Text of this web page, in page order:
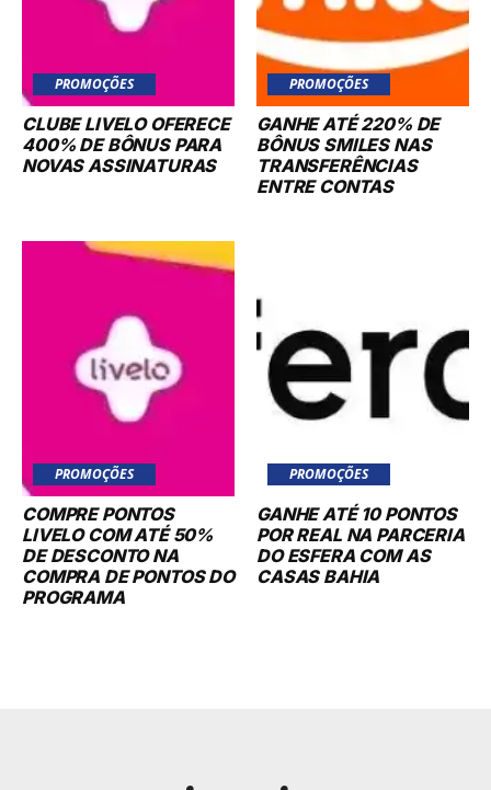
PROMOÇÕES
CLUBE LIVELO OFERECE
400% DE BÔNUS PARA
NOVAS ASSINATURAS
PROMOÇÕES
GANHE ATÉ 220% DE
BÔNUS SMILES NAS
TRANSFERÊNCIAS
ENTRE CONTAS
PROMOÇÕES
COMPRE PONTOS
LIVELO COM ATÉ 50%
DE DESCONTO NA
COMPRA DE PONTOS DO
PROGRAMA
PROMOÇÕES
GANHE ATÉ 10 PONTOS
POR REAL NA PARCERIA
DO ESFERA COM AS
CASAS BAHIA